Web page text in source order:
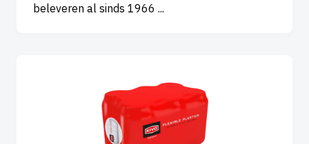
beleveren al sinds 1966 ...